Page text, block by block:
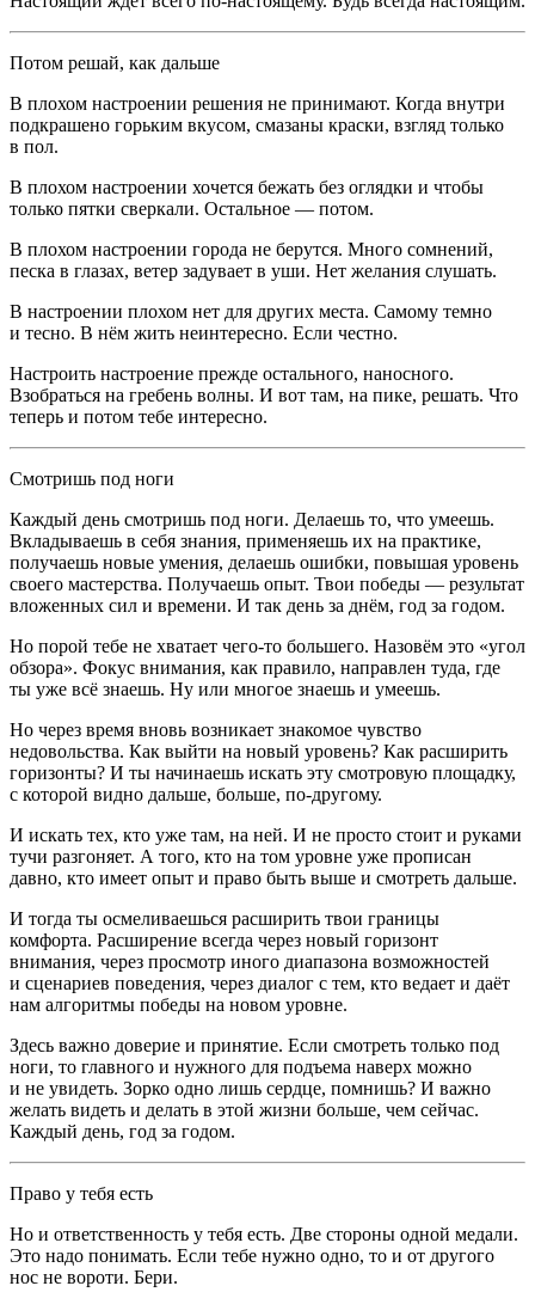
Потом решай, как дальше
В плохом настроении решения не принимают. Когда внутри
подкрашено горьким вкусом, смазаны краски, взгляд только
в пол.
В плохом настроении хочется бежать без оглядки и чтобы
только пятки сверкали. Остальное — потом.
В плохом настроении города не берутся. Много сомнений,
песка в глазах, ветер задувает в уши. Нет желания слушать.
В настроении плохом нет для других места. Самому темно
и тесно. В нём жить неинтересно. Если честно.
Настроить настроение прежде остального, наносного.
Взобраться на гребень волны. И вот там, на пике, решать. Что
теперь и потом тебе интересно.
Смотришь под ноги
Каждый день смотришь под ноги. Делаешь то, что умеешь.
Вкладываешь в себя знания, применяешь их на практике,
получаешь новые умения, делаешь ошибки, повышая уровень
своего мастерства. Получаешь опыт. Твои победы — результат
вложенных сил и времени. И так день за днём, год за годом.
Но порой тебе не хватает чего-то большего. Назовём это «угол
обзора». Фокус внимания, как правило, направлен туда, где
ты уже всё знаешь. Ну или многое знаешь и умеешь.
Но через время вновь возникает знакомое чувство
недовольства. Как выйти на новый уровень? Как расширить
горизонты? И ты начинаешь искать эту смотровую площадку,
с которой видно дальше, больше, по-другому.
И искать тех, кто уже там, на ней. И не просто стоит и руками
тучи разгоняет. А того, кто на том уровне уже прописан
давно, кто имеет опыт и право быть выше и смотреть дальше.
И тогда ты осмеливаешься расширить твои границы
комфорта. Расширение всегда через новый горизонт
внимания, через просмотр иного диапазона возможностей
и сценариев поведения, через диалог с тем, кто ведает и даёт
нам алгоритмы победы на новом уровне.
Здесь важно доверие и принятие. Если смотреть только под
ноги, то главного и нужного для подъема наверх можно
и не увидеть. Зорко одно лишь сердце, помнишь? И важно
желать видеть и делать в этой жизни больше, чем сейчас.
Каждый день, год за годом.
Право у тебя есть
Но и ответственность у тебя есть. Две стороны одной медали.
Это надо понимать. Если тебе нужно одно, то и от другого
нос не вороти. Бери.